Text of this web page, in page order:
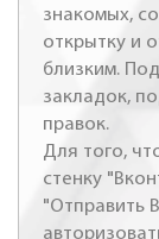
знакомых,
открытку и
близким.
закладок,
правок.
Для того,
стенку
"Отправить